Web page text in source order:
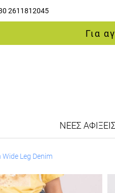
2611812045
Για
ΝΕΕΣ ΑΦΙΞΕΙΣ
Wide Leg Denim